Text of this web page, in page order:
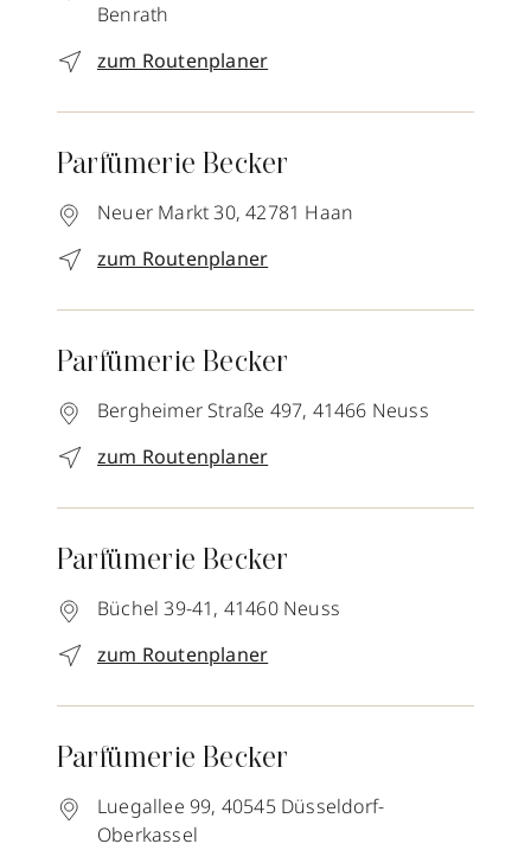
Benrath
zum Routenplaner
Parfümerie Becker
Neuer Markt 30, 42781 Haan
zum Routenplaner
Parfümerie Becker
Bergheimer Straße 497, 41466 Neuss
zum Routenplaner
Parfümerie Becker
Büchel 39-41, 41460 Neuss
zum Routenplaner
Parfümerie Becker
Luegallee 99, 40545 Düsseldorf-
Oberkassel